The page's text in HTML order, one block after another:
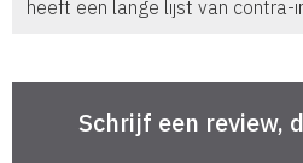
heeft een lange lijst van contra-